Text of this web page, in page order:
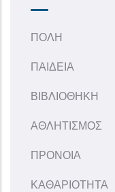
ΠΟΛΗ
ΠΑΙΔΕΙΑ
ΒΙΒΛΙΟΘΗΚΗ
ΑΘΛΗΤΙΣΜΟΣ
ΠΡΟΝΟΙΑ
ΚΑΘΑΡΙΟΤΗΤΑ